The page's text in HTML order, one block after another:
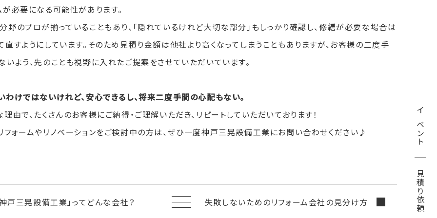
イベント
見積り依頼
が必要になる可能性があります。
野のプロが揃っていることもあり、「隠れているけれど大切な部分」もしっかり確認し、修繕が必要な場合は
直すようにしています。そのため見積り金額は他社より高くなってしまうこともありますが、お客様の二度手
いよう、先のことも視野に入れたご提案をさせていただいています。
わけではないけれど、安心できるし、将来二度手間の心配もない。
理由で、たくさんのお客様にご納得・ご理解いただき、リピートしていただいております！
フォームやリノベーションをご検討中の方は、ぜひ一度神戸三晃設備工業にお問い合わせください♪
戸三晃設備工業」ってどんな会社？ 失敗しないためのリフォーム会社の見分け方